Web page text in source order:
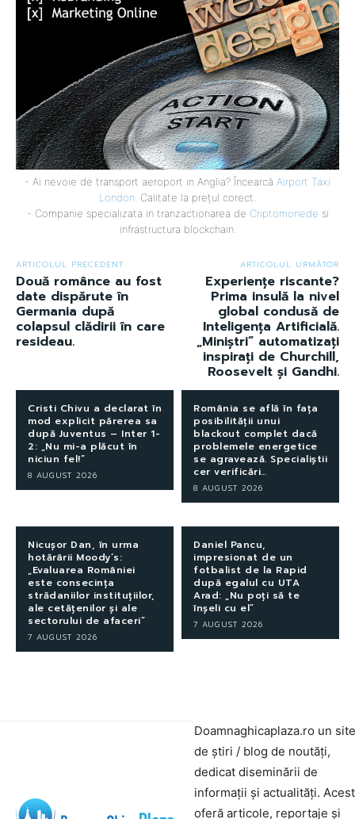
- Ai nevoie de transport aeroport in Anglia? Încearcă Airport Taxi
London . Calitate la prețul corect.
- Companie specializata in tranzactionarea de Criptomonede si
infrastructura blockchain.
ARTICOLUL PRECEDENT
Două românce au fost
date dispărute în
Germania după
colapsul clădirii în care
resideau.
ARTICOLUL URMĂTOR
Experiențe riscante?
Prima insulă la nivel
global condusă de
Inteligența Artificială.
„Miniștri” automatizați
inspirați de Churchill,
Roosevelt și Gandhi.
Cristi Chivu a declarat în
mod explicit părerea sa
după Juventus – Inter 1-
2: „Nu mi-a plăcut în
niciun fel!”
8 AUGUST 2026
România se află în fața
posibilității unui
blackout complet dacă
problemele energetice
se agravează. Specialiștii
cer verificări…
8 AUGUST 2026
Nicușor Dan, în urma
hotărârii Moody’s:
„Evaluarea României
este consecința
strădaniilor instituțiilor,
ale cetățenilor și ale
sectorului de afaceri”
7 AUGUST 2026
Daniel Pancu,
impresionat de un
fotbalist de la Rapid
după egalul cu UTA
Arad: „Nu poți să te
înșeli cu el”
7 AUGUST 2026
Doamnaghicaplaza.ro un site
de știri / blog de noutăți,
dedicat diseminării de
informații și actualități.
oferă articole, reportaje și